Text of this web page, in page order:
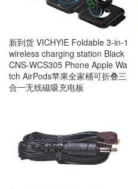
新到货 VICHYIE Foldable 3-in-1
wireless charging station Black
CNS-WCS305 Phone Apple Wa
tch AirPods苹果全家桶可折叠三
合一无线磁吸充电板